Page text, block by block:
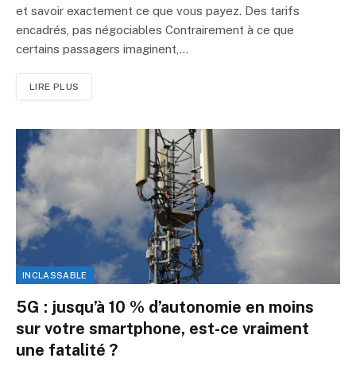
et savoir exactement ce que vous payez. Des tarifs
encadrés, pas négociables Contrairement à ce que
certains passagers imaginent,…
LIRE PLUS
INCLASSABLE
5G : jusqu’à 10 % d’autonomie en moins
sur votre smartphone, est-ce vraiment
une fatalité ?